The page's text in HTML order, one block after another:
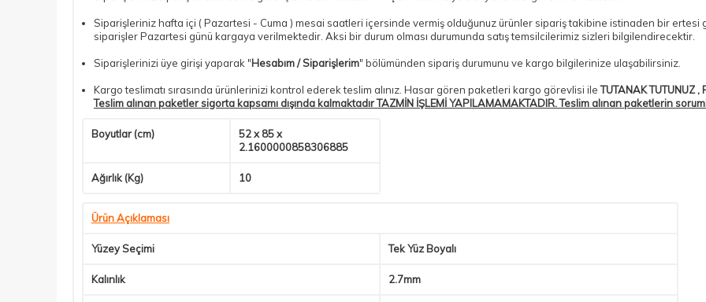
Siparişleriniz hafta içi ( Pazartesi - Cuma ) mesai saatleri içersinde vermiş olduğunuz ürünler sipariş takibine istinaden bir ertesi
siparişler Pazartesi günü kargaya verilmektedir. Aksi bir durum olması durumunda satış temsilcilerimiz sizleri bilgilendirecektir.
Siparişlerinizi üye girişi yaparak "Hesabım / Siparişlerim" bölümünden sipariş durumunu ve kargo bilgilerinize ulaşabilirsiniz.
Kargo teslimatı sırasında ürünlerinizi kontrol ederek teslim alınız. Hasar gören paketleri kargo görevlisi ileTUTANAK TUTUNUZ ,
Teslim alınan paketler sigorta kapsamı dışında kalmaktadır TAZMİN İŞLEMİ YAPILAMAMAKTADIR. Teslim alınan paketlerin
Boyutlar (cm)
52 x 85 x
2.1600000858306885
Ağırlık (Kg) 10
Ürün Açıklaması
Yüzey Seçimi Tek Yüz Boyalı
Kalınlık 2.7mm